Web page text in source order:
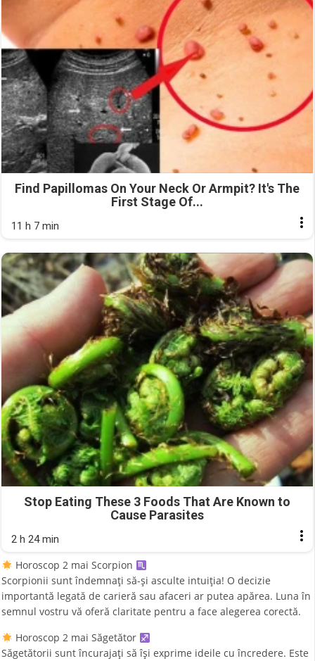
Find Papillomas On Your Neck Or Armpit? It's The
First Stage Of...
11 h 7 min
Stop Eating These 3 Foods That Are Known to
Cause Parasites
2 h 24 min
Horoscop 2 mai Scorpion
Scorpionii sunt îndemnați să-și asculte intuiția! O decizie
importantă legată de carieră sau afaceri ar putea apărea. Luna în
semnul vostru vă oferă claritate pentru a face alegerea corectă.
Horoscop 2 mai Săgetător
Săgetătorii sunt încurajați să își exprime ideile cu încredere. Este